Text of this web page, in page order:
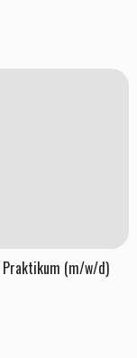
(m/w/d)